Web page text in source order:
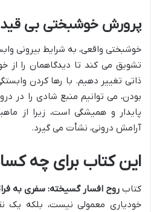
پرورش خوشبختی بی
خوشبختی واقعی، به شرایط بیرونی
تشویق می کند تا دیدگاهمان را
ذاتی تغییر دهیم. با رها کردن
بودن، می توانیم منبع شادی را در
پایدار و همیشگی است، زیرا از
آرامش درونی، نشأت می گیرد.
این کتاب برای چه
کتاب روح افسار گسیخته: سفری به
خودیاری معمولی نیست، بلکه یک